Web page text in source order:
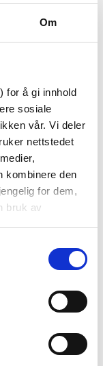
Om
for å gi innhold
sosiale
vår. Vi deler
nettstedet
kombinere den
for dem,
bruk av
140X200 CM, BLÅ
KJØP